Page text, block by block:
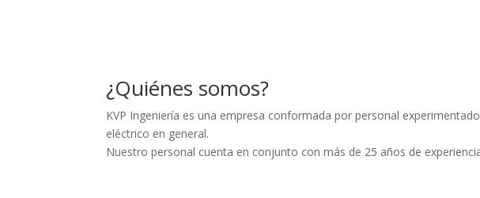
¿Quiénes somos?
KVP Ingeniería es una empresa conformada por personal
eléctrico en general.
Nuestro personal cuenta en conjunto con más de 25 años de